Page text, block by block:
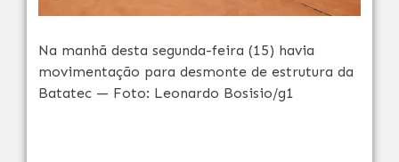
Na manhã desta segunda-feira (15) havia
movimentação para desmonte de estrutura da
Batatec — Foto: Leonardo Bosisio/g1